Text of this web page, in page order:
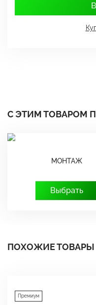
С ЭТИМ ТОВАРОМ
МОНТАЖ
Выбрать
ПОХОЖИЕ ТОВАРЫ
Премиум